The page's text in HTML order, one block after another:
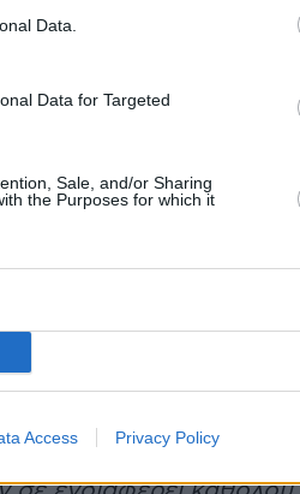
Data.
Data for Targeted
Sale, and/or Sharing
the Purposes for which it
Access Privacy Policy
η γνώμη την
οποίους αδιαφορεί.
θα πουν και σε αυτούς
θα πουν. Οι